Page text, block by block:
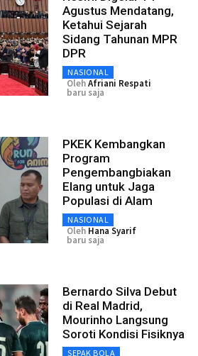
Agustus Mendatang,
Ketahui Sejarah
Sidang Tahunan MPR
DPR
NASIONAL
OlehAfriani Respati
baru saja
PKEK Kembangkan
Program
Pengembangbiakan
Elang untuk Jaga
Populasi di Alam
NASIONAL
Oleh Hana Syarif
baru saja
Bernardo Silva Debut
di Real Madrid,
Mourinho Langsung
Soroti Kondisi Fisiknya
SEPAK BOLA